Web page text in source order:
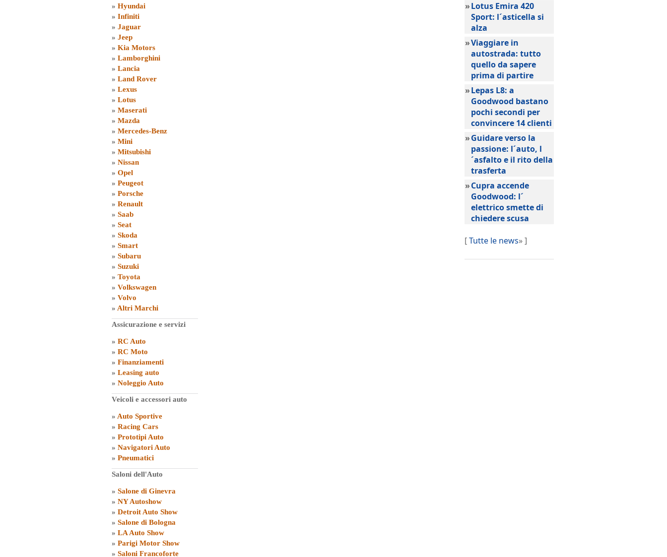
» Hyundai
» Infiniti
» Jaguar
» Jeep
» Kia Motors
» Lamborghini
» Lancia
» Land Rover
» Lexus
» Lotus
» Maserati
» Mazda
» Mercedes-Benz
» Mini
» Mitsubishi
» Nissan
» Opel
» Peugeot
» Porsche
» Renault
» Saab
» Seat
» Skoda
» Smart
» Subaru
» Suzuki
» Toyota
» Volkswagen
» Volvo
» Altri Marchi
Assicurazione e servizi
» RC Auto
» RC Moto
» Finanziamenti
» Leasing auto
» Noleggio Auto
Veicoli e accessori auto
» Auto Sportive
» Racing Cars
» Prototipi Auto
» Navigatori Auto
» Pneumatici
Saloni dell'Auto
» Salone di Ginevra
» NY Autoshow
» Detroit Auto Show
» Salone di Bologna
» LA Auto Show
» Parigi Motor Show
» Saloni Francoforte
»Lotus Emira 420
Sport: l´asticella si
alza
»Viaggiare in
autostrada: tutto
quello da sapere
prima di partire
»Lepas L8: a
Goodwood bastano
pochi secondi per
convincere 14 clienti
»Guidare verso la
passione: l´auto, l
´asfalto e il rito della
trasferta
»Cupra accende
Goodwood: l´
elettrico smette di
chiedere scusa
[Tutte le news» ]